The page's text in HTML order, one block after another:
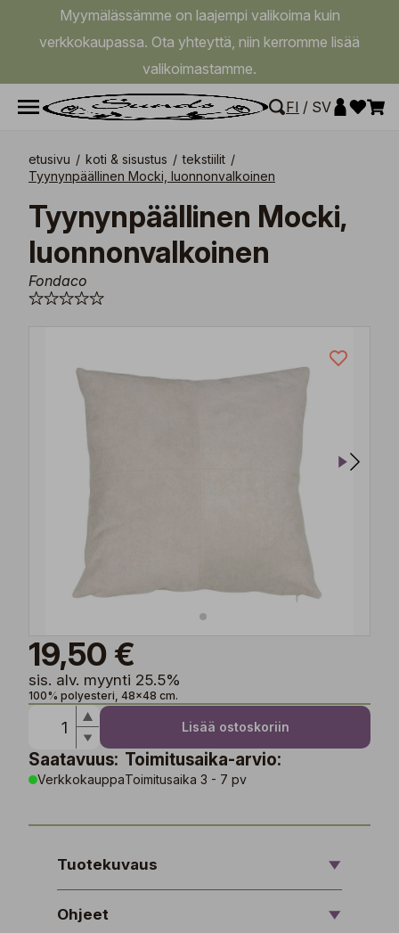
Myymälässämme on laajempi valikoima kuin
verkkokaupassa. Ota yhteyttä, niin kerromme lisää
valikoimastamme.
FI / SV
etusivu / koti & sisustus / tekstiilit /
Tyynynpäällinen Mocki, luonnonvalkoinen
Tyynynpäällinen Mocki,
luonnonvalkoinen
Fondaco
19,50 €
sis. alv. myynti 25.5%
100% polyesteri, 48x48 cm.
Lisää ostoskoriin
Saatavuus:
Verkkokauppa
Toimitusaika-arvio:
Toimitusaika 3 - 7 pv
Tuotekuvaus
Ohjeet